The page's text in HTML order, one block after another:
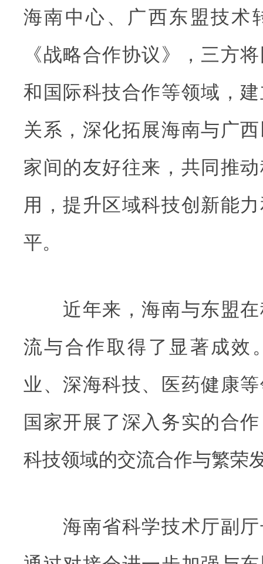
海南中心、广西东盟技术
《战略合作协议》，三方
和国际科技合作等领域，
关系，深化拓展海南与广
家间的友好往来，共同推
用，提升区域科技创新能
平。
近年来，海南与东盟在
流与合作取得了显著成效
业、深海科技、医药健康
国家开展了深入务实的合
科技领域的交流合作与繁荣
海南省科学技术厅副厅